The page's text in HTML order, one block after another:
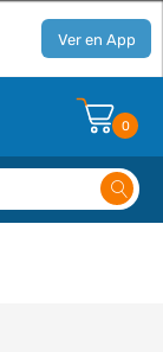
Ver en App
0